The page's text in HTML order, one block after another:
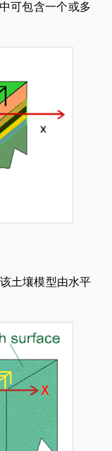
可包含一个或多
土壤模型由水平